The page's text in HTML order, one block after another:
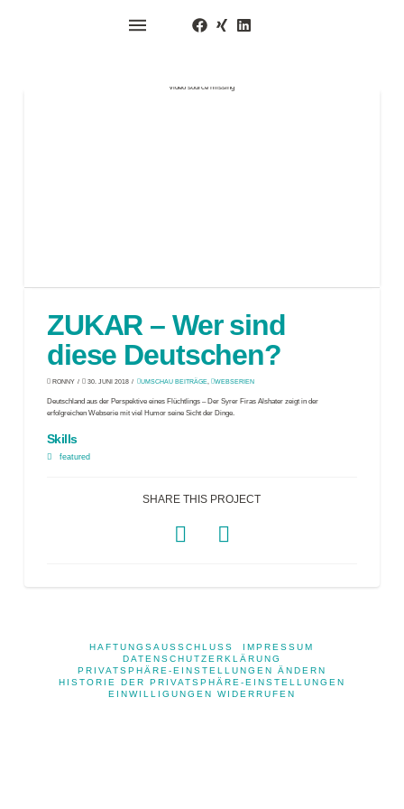
Video source missing
ZUKAR – Wer sind
diese Deutschen?
RONNY 30. JUNI 2018 UMSCHAU BEITRÄGE, WEBSERIEN
Deutschland aus der Perspektive eines Flüchtlings – Der Syrer Firas Alshater zeigt in der
erfolgreichen Webserie mit viel Humor seine Sicht der Dinge.
Skills
featured
SHARE THIS PROJECT
HAFTUNGSAUSSCHLUSS
IMPRESSUM
DATENSCHUTZERKLÄRUNG
PRIVATSPHÄRE-EINSTELLUNGEN ÄNDERN
HISTORIE DER PRIVATSPHÄRE-EINSTELLUNGEN
EINWILLIGUNGEN WIDERRUFEN